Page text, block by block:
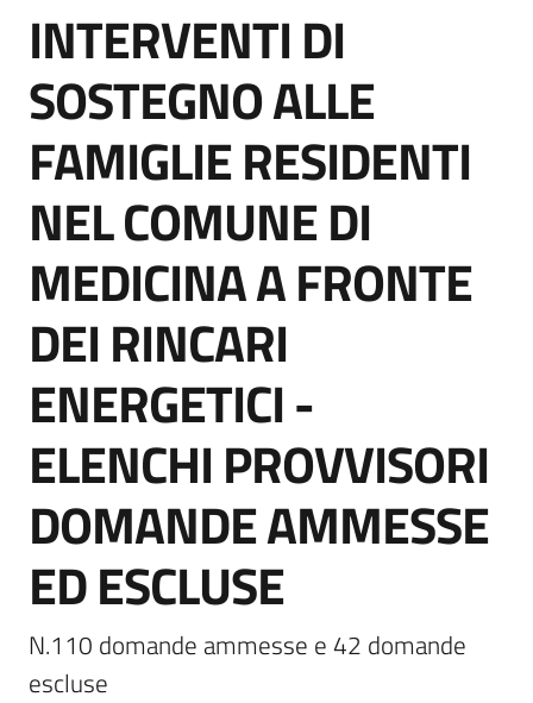
siamo
Servizi
Progetti
Novità
Menu selezionato
Documenti
dati
Sostieni
l'ASP
Contatti
utili
Salta al contenuto
INTERVENTI DI
SOSTEGNO ALLE
FAMIGLIE RESIDENTI
NEL COMUNE DI
MEDICINA A FRONTE
DEI RINCARI
ENERGETICI -
ELENCHI PROVVISORI
DOMANDE AMMESSE
ED ESCLUSE
N.110 domande ammesse e 42 domande
escluse